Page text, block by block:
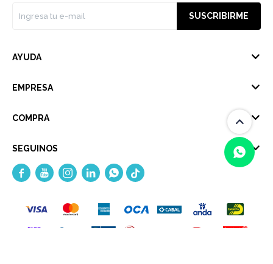
(0/4)
SUSCRIBIRME
AYUDA
EMPRESA
COMPRA
SEGUINOS
    